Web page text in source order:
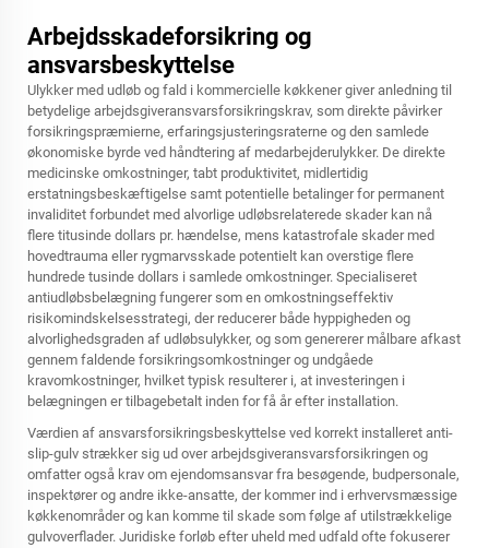
Arbejdsskadeforsikring og
ansvarsbeskyttelse
Ulykker med udløb og fald i kommercielle køkkener giver anledning til
betydelige arbejdsgiveransvarsforsikringskrav, som direkte påvirker
forsikringspræmierne, erfaringsjusteringsraterne og den samlede
økonomiske byrde ved håndtering af medarbejderulykker. De direkte
medicinske omkostninger, tabt produktivitet, midlertidig
erstatningsbeskæftigelse samt potentielle betalinger for permanent
invaliditet forbundet med alvorlige udløbsrelaterede skader kan nå
flere titusinde dollars pr. hændelse, mens katastrofale skader med
hovedtrauma eller rygmarvsskade potentielt kan overstige flere
hundrede tusinde dollars i samlede omkostninger. Specialiseret
antiudløbsbelægning fungerer som en omkostningseffektiv
risikomindskelsesstrategi, der reducerer både hyppigheden og
alvorlighedsgraden af udløbsulykker, og som genererer målbare afkast
gennem faldende forsikringsomkostninger og undgåede
kravomkostninger, hvilket typisk resulterer i, at investeringen i
belægningen er tilbagebetalt inden for få år efter installation.
Værdien af ansvarsforsikringsbeskyttelse ved korrekt installeret anti-
slip-gulv strækker sig ud over arbejdsgiveransvarsforsikringen og
omfatter også krav om ejendomsansvar fra besøgende, budpersonale,
inspektører og andre ikke-ansatte, der kommer ind i erhvervsmæssige
køkkenområder og kan komme til skade som følge af utilstrækkelige
gulvoverflader. Juridiske forløb efter uheld med udfald ofte fokuserer